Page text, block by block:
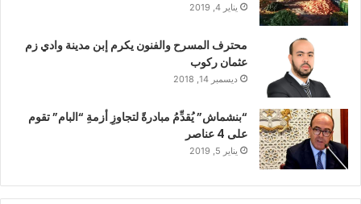
يناير 4, 2019
محترف المسرح والفنون يكرم إبن مدينة وادي زم
عثمان ركوب
ديسمبر 14, 2018
“بنشماش” يُقدِّمُ مبادرةً لتجاوزِ أزمةِ “البام” تقوم
على 4 عناصر
يناير 5, 2019